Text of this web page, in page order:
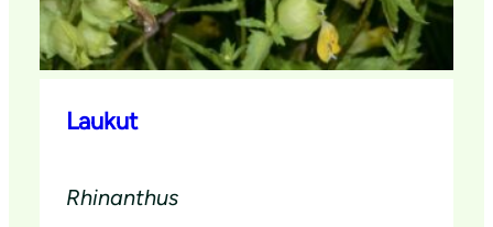
Laukut
Rhinanthus